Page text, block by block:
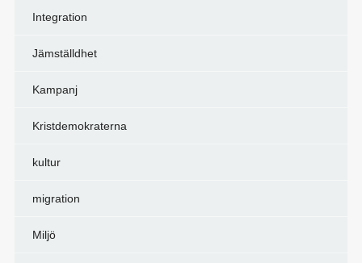
Integration
Jämställdhet
Kampanj
Kristdemokraterna
kultur
migration
Miljö